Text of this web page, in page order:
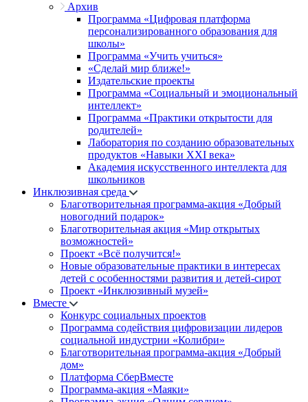
Архив
Программа «Цифровая платформа
персонализированного образования для
школы»
Программа «Учить учиться»
«Сделай мир ближе!»
Издательские проекты
Программа «Социальный и эмоциональный
интеллект»
Программа «Практики открытости для
родителей»
Лаборатория по созданию образовательных
продуктов «Навыки XXI века»
Академия искусственного интеллекта для
школьников
Инклюзивная среда
Благотворительная программа-акция «Добрый
новогодний подарок»
Благотворительная акция «Мир открытых
возможностей»
Проект «Всё получится!»
Новые образовательные практики в интересах
детей с особенностями развития и детей-сирот
Проект «Инклюзивный музей»
Вместе
Конкурс социальных проектов
Программа содействия цифровизации лидеров
социальной индустрии «Колибри»
Благотворительная программа-акция «Добрый
дом»
Платформа СберВместе
Программа-акция «Маяки»